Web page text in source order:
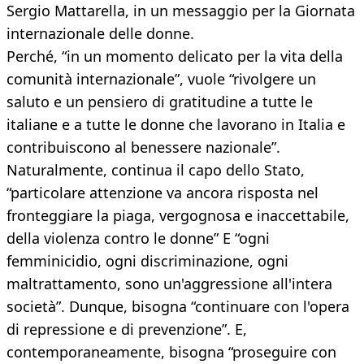
Sergio Mattarella, in un messaggio per la Giornata
internazionale delle donne.
Perché, “in un momento delicato per la vita della
comunità internazionale”, vuole “rivolgere un
saluto e un pensiero di gratitudine a tutte le
italiane e a tutte le donne che lavorano in Italia e
contribuiscono al benessere nazionale”.
Naturalmente, continua il capo dello Stato,
“particolare attenzione va ancora risposta nel
fronteggiare la piaga, vergognosa e inaccettabile,
della violenza contro le donne” E “ogni
femminicidio, ogni discriminazione, ogni
maltrattamento, sono un'aggressione all'intera
società”. Dunque, bisogna “continuare con l'opera
di repressione e di prevenzione”. E,
contemporaneamente, bisogna “proseguire con